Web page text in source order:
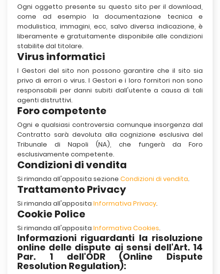
Ogni oggetto presente su questo sito per il download,
come ad esempio la documentazione tecnica e
modulistica, immagini, ecc, salvo diversa indicazione, è
liberamente e gratuitamente disponibile alle condizioni
stabilite dal titolare.
Virus informatici
I Gestori del sito non possono garantire che il sito sia
privo di errori o virus. I Gestori e i loro fornitori non sono
responsabili per danni subiti dall'utente a causa di tali
agenti distruttivi.
Foro competente
Ogni e qualsiasi controversia comunque insorgenza dal
Contratto sarà devoluta alla cognizione esclusiva del
Tribunale di Napoli (NA), che fungerà da Foro
esclusivamente competente.
Condizioni di vendita
Si rimanda all'apposita sezione Condizioni di vendita.
Trattamento Privacy
Si rimanda all'apposita Informativa Privacy.
Cookie Police
Si rimanda all'apposita Informativa Cookies.
Informazioni riguardanti la risoluzione
online delle dispute ai sensi dell'Art. 14
Par. 1 dell'ODR (Online Dispute
Resolution Regulation):